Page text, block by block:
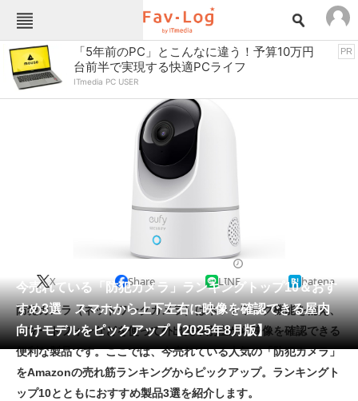
Fav-Logカテゴリー一覧
TOP アウトドア用品
インテリア・収納 おもちゃ・ホビー
キッチン家電
ゲーム
スイーツ・お菓子
スマホ・携帯電話
ファッション
ペット 家電
工具・DIY 本・DVD・CD
生活家電 生活用品
空調・季節家電 美容・コスメ
「5年前のPC」とこんなに違う！予算10万円
台前半で実現する快適PCライフ
ITmedia PC USER
PR
今売れている「防犯カメラ」ランキングトップ10＆おす
すめ3選 スマホから上下左右に映像を確認できる屋内
向けモデルをピックアップ【2025年8月版】
X Share LINE hatena
防犯カメラ（ネットワークカメラ）はネットワーク機能を備え、
スマートフォンなどを使って外出先や別室から映像を確認できる
便利な製品です。ここでは、今売れている人気の「防犯カメラ」
をAmazonの売れ筋ランキングからピックアップ。ランキングト
ップ10とともにおすすめ製品3選を紹介します。